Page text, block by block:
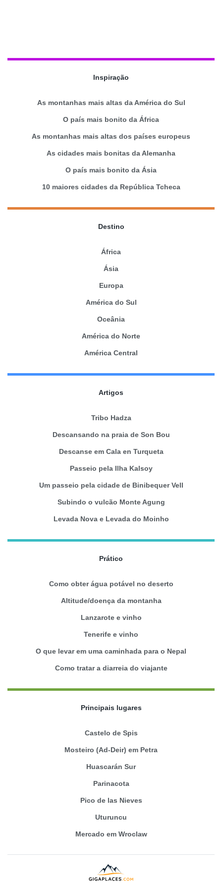
Inspiração
As montanhas mais altas da América do Sul
O país mais bonito da África
As montanhas mais altas dos países europeus
As cidades mais bonitas da Alemanha
O país mais bonito da Ásia
10 maiores cidades da República Tcheca
Destino
África
Ásia
Europa
América do Sul
Oceânia
América do Norte
América Central
Artigos
Tribo Hadza
Descansando na praia de Son Bou
Descanse em Cala en Turqueta
Passeio pela Ilha Kalsoy
Um passeio pela cidade de Binibequer Vell
Subindo o vulcão Monte Agung
Levada Nova e Levada do Moinho
Prático
Como obter água potável no deserto
Altitude/doença da montanha
Lanzarote e vinho
Tenerife e vinho
O que levar em uma caminhada para o Nepal
Como tratar a diarreia do viajante
Principais lugares
Castelo de Spis
Mosteiro (Ad-Deir) em Petra
Huascarán Sur
Parinacota
Pico de las Nieves
Uturuncu
Mercado em Wroclaw